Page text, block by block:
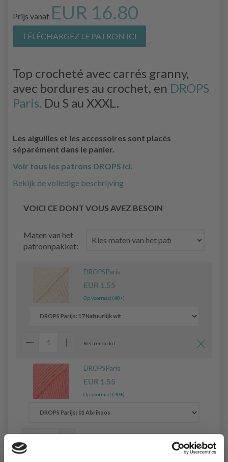
Prijs vanaf EUR 16.80
TÉLÉCHARGEZ LE PATRON ICI
Top crocheté avec carrés granny,
avec bordures au crochet, en DROPS
Paris. Du S au XXXL.
Les aiguilles et les accessoires sont placés
séparément dans le panier.
Voir tous les patrons DROPS ici.
Bekijk de volledige beschrijving
VOICI CE DONT VOUS AVEZ BESOIN
Maten van het
patroonpakket:
DROPS Paris
EUR 1.55
Op voorraad (40+)
Retirer du kit
DROPS Paris
EUR 1.55
Op voorraad (40+)